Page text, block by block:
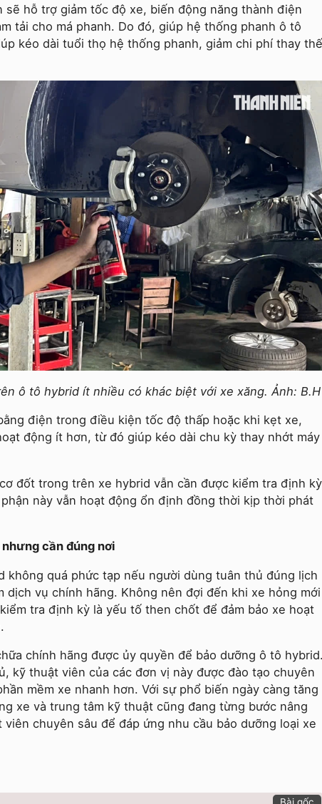
hỗ trợ giảm tốc độ xe, biến động năng thành điện
tải cho má phanh. Do đó, giúp hệ thống phanh ô tô
kéo dài tuổi thọ hệ thống phanh, giảm chi phí thay thế
ô tô hybrid ít nhiều có khác biệt với xe xăng. Ảnh: B.H
điện trong điều kiện tốc độ thấp hoặc khi kẹt xe,
động ít hơn, từ đó giúp kéo dài chu kỳ thay nhớt máy
đốt trong trên xe hybrid vẫn cần được kiểm tra định kỳ
này vẫn hoạt động ổn định đồng thời kịp thời phát
cần đúng nơi
không quá phức tạp nếu người dùng tuân thủ đúng lịch
vụ chính hãng. Không nên đợi đến khi xe hỏng mới
tra định kỳ là yếu tố then chốt để đảm bảo xe hoạt
chính hãng được ủy quyền để bảo dưỡng ô tô
kỹ thuật viên của các đơn vị này được đào tạo chuyên
mềm xe nhanh hơn. Với sự phổ biến ngày càng tăng
xe và trung tâm kỹ thuật cũng đang từng bước nâng
chuyên sâu để đáp ứng nhu cầu bảo dưỡng loại xe
Bài gốc